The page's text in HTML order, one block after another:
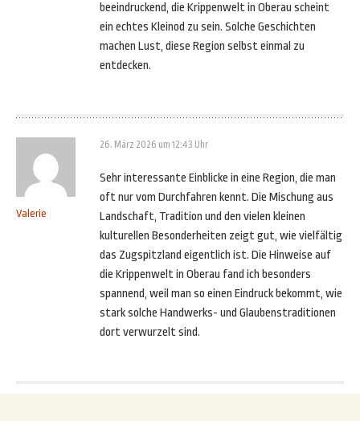
beeindruckend, die Krippenwelt in Oberau scheint
ein echtes Kleinod zu sein. Solche Geschichten
machen Lust, diese Region selbst einmal zu
entdecken.
Valerie
26. März 2026 um 12:43 Uhr
Sehr interessante Einblicke in eine Region, die man
oft nur vom Durchfahren kennt. Die Mischung aus
Landschaft, Tradition und den vielen kleinen
kulturellen Besonderheiten zeigt gut, wie vielfältig
das Zugspitzland eigentlich ist. Die Hinweise auf
die Krippenwelt in Oberau fand ich besonders
spannend, weil man so einen Eindruck bekommt, wie
stark solche Handwerks- und Glaubenstraditionen
dort verwurzelt sind.